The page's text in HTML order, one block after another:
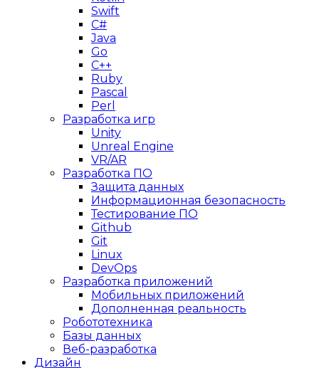
Swift
C#
Java
Go
C++
Ruby
Pascal
Perl
Разработка игр
Unity
Unreal Engine
VR/AR
Разработка ПО
Защита данных
Информационная безопасность
Тестирование ПО
Github
Git
Linux
DevOps
Разработка приложений
Мобильных приложений
Дополненная реальность
Робототехника
Базы данных
Веб-разработка
Дизайн